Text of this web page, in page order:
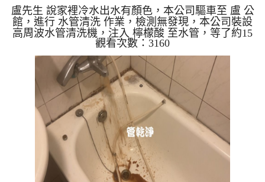
盧先生 說家裡冷水出水有顏色，本公司驅車至 盧 公
館，進行 水管清洗 作業，檢測無發現，本公司裝設
高周波水管清洗機，注入 檸檬酸 至水管，等了約15
分，開啟 水管清洗機 ，啟動 螺旋波 模式，一洗水管
就流黃水，突然流出黑色髒水，看起來跟仙草茶一
樣，二個多小時後，出水變乾淨出水量也變大了。
如是自來水，如水管老化，會產生鐵鏽跟泥沙堆積，
洗出來的水就會是咖啡色，地下水含有氧化錳，管壁
上會結成黑色管垢，洗出來的水會跟石油一樣黑，有
些洗出綠色的水，是因為裡面有銅的物質，生鏽產生
銅綠，如是藍色的水...
觀看次數：3160